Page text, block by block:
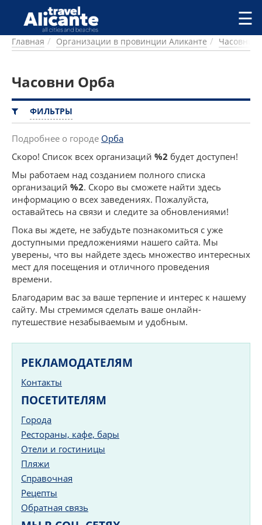
Перейти к основному содержанию
ГОРОДА
ПИТАНИЕ
ПЛЯЖИ
ДОСТОПРИМЕЧАТЕЛЬНОСТИ
КЕМПИНГ
КОМАРКИ (РАЙОНЫ)
РЕЦЕПТЫ
ПРЕДЛОЖЕНИЯ
СТАТЬИ
УСЛУГИ
☰
Главная Организации в провинции Аликанте Часовни
Часовни Орба
ФИЛЬТРЫ
Подробнее о городе Орба
Скоро! Список всех организаций %2 будет доступен!
Мы работаем над созданием полного списка
организаций %2. Скоро вы сможете найти здесь
информацию о всех заведениях. Пожалуйста,
оставайтесь на связи и следите за обновлениями!
Пока вы ждете, не забудьте познакомиться с уже
доступными предложениями нашего сайта. Мы
уверены, что вы найдете здесь множество интересных
мест для посещения и отличного проведения
времени.
Благодарим вас за ваше терпение и интерес к нашему
сайту. Мы стремимся сделать ваше онлайн-
путешествие незабываемым и удобным.
РЕКЛАМОДАТЕЛЯМ
Контакты
ПОСЕТИТЕЛЯМ
Города
Рестораны, кафе, бары
Отели и гостиницы
Пляжи
Справочная
Рецепты
Обратная связь